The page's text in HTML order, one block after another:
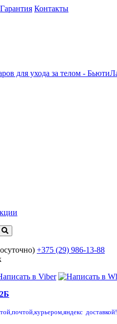
Гарантия Контакты
+375 (29) 986-13-88
почтой,курьером,яндекс доставкой!